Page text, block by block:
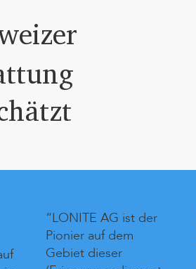
“LONITE AG ist der
Pionier auf dem
Gebiet dieser